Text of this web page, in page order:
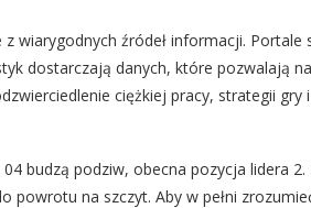
wiarygodnych źródeł informacji.
dostarczają danych, które pozwalają
ciężkiej pracy, strategii gry
budzą podziw, obecna pozycja lidera
na szczyt. Aby w pełni